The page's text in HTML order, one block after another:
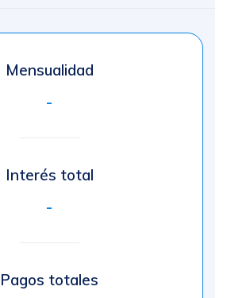
Mensualidad
-
Interés total
-
Pagos totales